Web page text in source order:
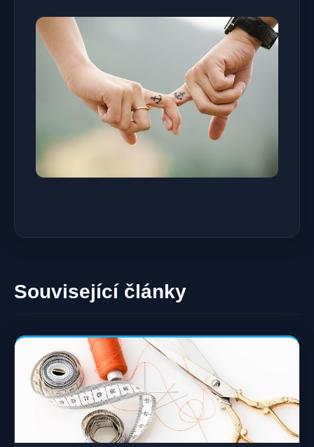
Související články